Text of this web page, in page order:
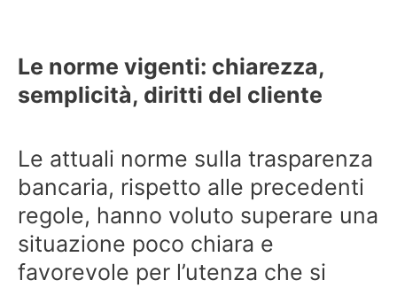
Le norme vigenti: chiarezza,
semplicità, diritti del cliente
Le attuali norme sulla trasparenza
bancaria, rispetto alle precedenti
regole, hanno voluto superare una
situazione poco chiara e
favorevole per l’utenza che si